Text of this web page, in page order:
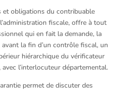
et obligations du contribuable
fiscale, offre à tout
qui en fait la demande, la
avant la fin d’un contrôle fiscal, un
hiérarchique du vérificateur
l’interlocuteur départemental.
permet de discuter des